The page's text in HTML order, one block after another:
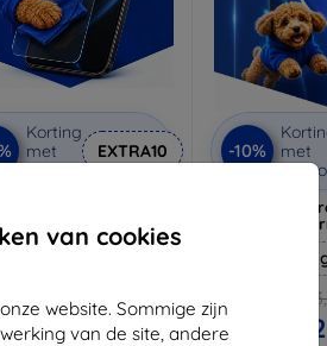
van cookies
website. Sommige zijn
van de site, andere
Korting
met
coupon
EXTRA10
€ 17,90
€ 16,11
-10%
met
3mk
Op maat
€
€